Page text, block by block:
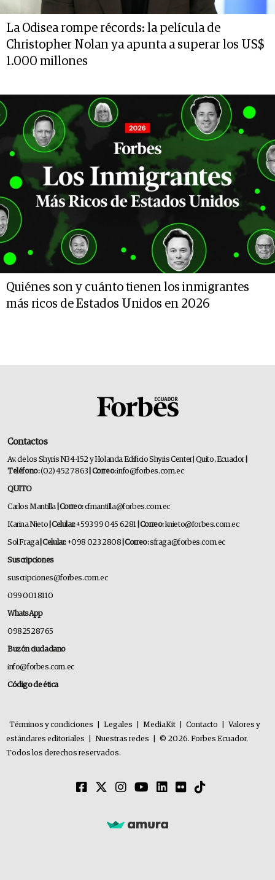
La Odisea rompe récords: la película de
Christopher Nolan ya apunta a superar los US$
1.000 millones
Quiénes son y cuánto tienen los inmigrantes
más ricos de Estados Unidos en 2026
Contactos
Av. de los Shyris N34-152 y Holanda Edificio Shyris Center | Quito, Ecuador
Teléfono:(02) 452 7863 | Correo:info@forbes.com.ec
QUITO
Carlos Mantilla | Correo:cfmantilla@forbes.com.ec
Karina Nieto | Celular:+593 99 045 6281 | Correo:knieto@forbes.com.ec
Sol Fraga| Celular:+098 023 2808 | Correo:sfraga@forbes.com.ec
Suscripciones
suscripciones@forbes.com.ec
099 001 8110
WhatsApp
0982528765
Buzón ciudadano
info@forbes.com.ec
Código de ética
Términos y condiciones Legales MediaKit Contacto
Valores y
estándares editoriales
Nuestras redes
© 2026. Forbes Ecuador.
Todos los derechos reservados.